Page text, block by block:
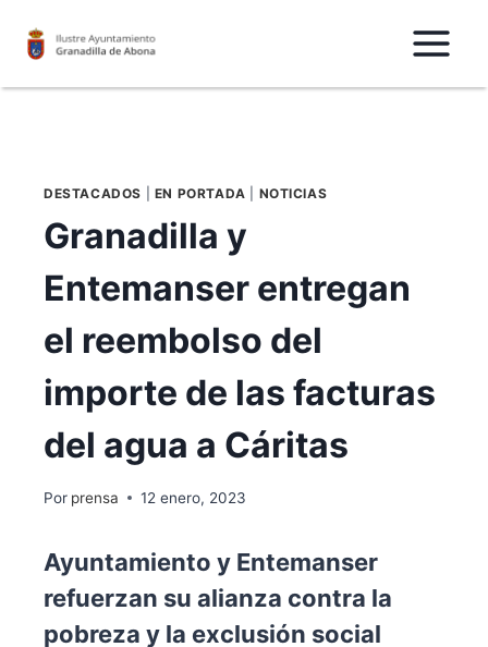
DESTACADOS EN PORTADA NOTICIAS
Granadilla y
Entemanser entregan
el reembolso del
importe de las facturas
del agua a Cáritas
Por prensa 12 enero, 2023
Ayuntamiento y Entemanser
refuerzan su alianza contra la
pobreza y la exclusión social